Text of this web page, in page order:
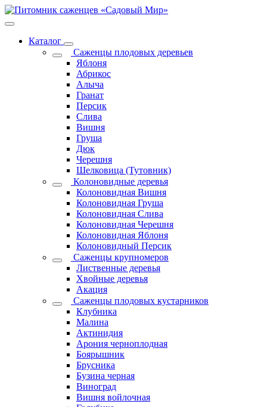
Каталог
Саженцы плодовых деревьев
Яблоня
Абрикос
Алыча
Гранат
Персик
Слива
Вишня
Груша
Дюк
Черешня
Шелковица (Тутовник)
Колоновидные деревья
Колоновидная Вишня
Колоновидная Груша
Колоновидная Слива
Колоновидная Черешня
Колоновидная Яблоня
Колоновидный Персик
Саженцы крупномеров
Лиственные деревья
Хвойные деревья
Акация
Саженцы плодовых кустарников
Клубника
Малина
Актинидия
Арония черноплодная
Боярышник
Брусника
Бузина черная
Виноград
Вишня войлочная